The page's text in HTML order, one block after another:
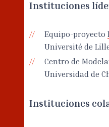
Instituciones
Equipo-proyecto
Université de
Centro de
Universidad de
Instituciones